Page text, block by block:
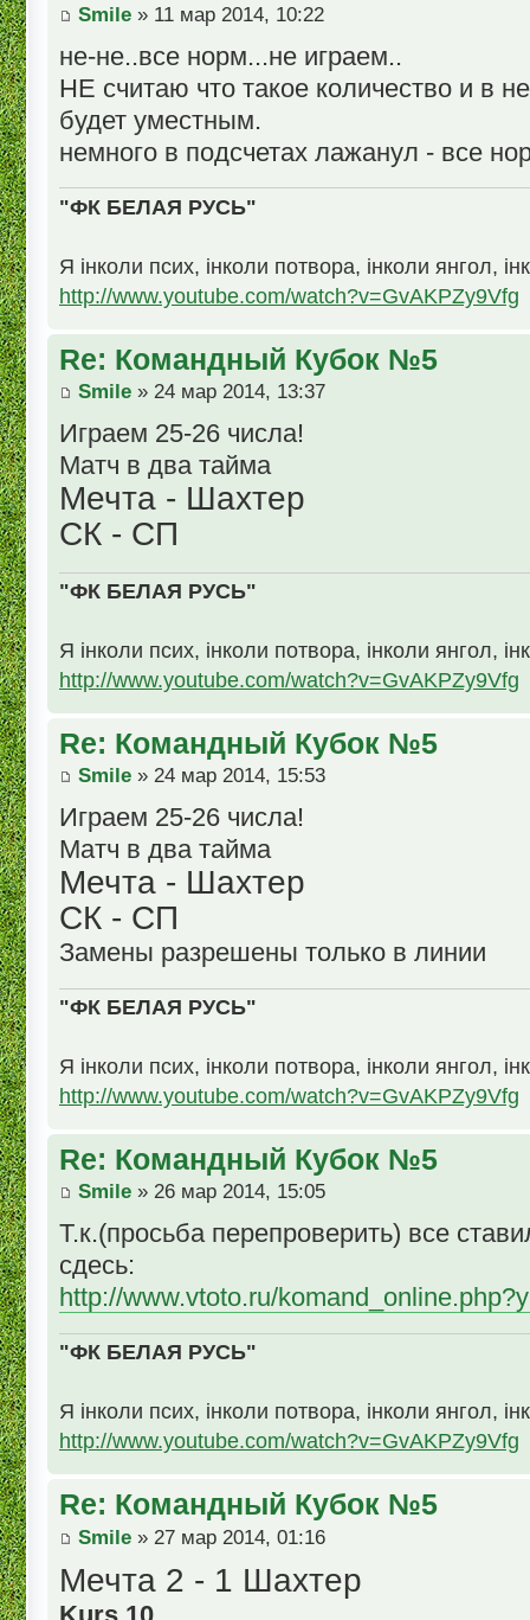
Smile » 11 мар 2014, 10:22
не-не..все норм...не играем..
НЕ считаю что такое количество и в
будет уместным.
немного в подсчетах лажанул - все
"ФК БЕЛАЯ РУСЬ"
Я інколи псих, інколи потвора, інколи янгол,
http://www.youtube.com/watch?v=GvAKPZy9Vfg
Re: Командный Кубок №5
Smile » 24 мар 2014, 13:37
Играем 25-26 числа!
Матч в два тайма
Мечта - Шахтер
СК - СП
"ФК БЕЛАЯ РУСЬ"
Я інколи псих, інколи потвора, інколи янгол,
http://www.youtube.com/watch?v=GvAKPZy9Vfg
Re: Командный Кубок №5
Smile » 24 мар 2014, 15:53
Играем 25-26 числа!
Матч в два тайма
Мечта - Шахтер
СК - СП
Замены разрешены только в линии
"ФК БЕЛАЯ РУСЬ"
Я інколи псих, інколи потвора, інколи янгол,
http://www.youtube.com/watch?v=GvAKPZy9Vfg
Re: Командный Кубок №5
Smile » 26 мар 2014, 15:05
Т.к.(просьба перепроверить) все
сдесь:
http://www.vtoto.ru/
"ФК БЕЛАЯ РУСЬ"
Я інколи псих, інколи потвора, інколи янгол,
http://www.youtube.com/watch?v=GvAKPZy9Vfg
Re: Командный Кубок №5
Smile » 27 мар 2014, 01:16
Мечта 2 - 1 Шахтер